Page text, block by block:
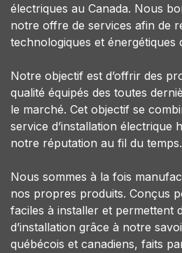
électriques au Canada. Nous
notre offre de services afin de
technologiques et énergétiques
Notre objectif est d’offrir des
qualité équipés des toutes
le marché. Cet objectif se
service d’installation électrique
notre réputation au fil du temps.
Nous sommes à la fois
nos propres produits. Conçus
faciles à installer et permettent
d’installation grâce à notre
québécois et canadiens, faits